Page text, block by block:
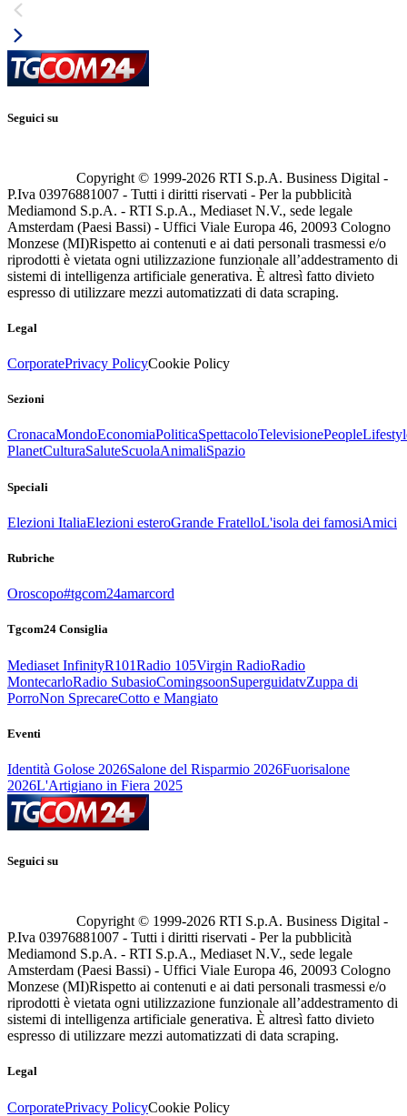
Seguici su
Copyright © 1999-2026 RTI S.p.A. Business Digital -
P.Iva 03976881007 - Tutti i diritti riservati - Per la pubblicità
Mediamond S.p.A. - RTI S.p.A., Mediaset N.V., sede legale
Amsterdam (Paesi Bassi) - Uffici Viale Europa 46, 20093 Cologno
Monzese (MI)Rispetto ai contenuti e ai dati personali trasmessi e/o
riprodotti è vietata ogni utilizzazione funzionale all’addestramento di
sistemi di intelligenza artificiale generativa. È altresì fatto divieto
espresso di utilizzare mezzi automatizzati di data scraping.
Legal
CorporatePrivacy PolicyCookie Policy
Sezioni
CronacaMondoEconomiaPoliticaSpettacoloTelevisionePeople
PlanetCulturaSaluteScuolaAnimaliSpazio
Speciali
Elezioni ItaliaElezioni esteroGrande FratelloL'isola dei famosiAmici
Rubriche
Oroscopo#tgcom24amarcord
Tgcom24 Consiglia
Mediaset InfinityR101Radio 105Virgin RadioRadio
MontecarloRadio SubasioComingsoonSuperguidatvZuppa di
PorroNon SprecareCotto e Mangiato
Eventi
Identità Golose 2026Salone del Risparmio 2026Fuorisalone
2026L'Artigiano in Fiera 2025
Seguici su
Copyright © 1999-2026 RTI S.p.A. Business Digital -
P.Iva 03976881007 - Tutti i diritti riservati - Per la pubblicità
Mediamond S.p.A. - RTI S.p.A., Mediaset N.V., sede legale
Amsterdam (Paesi Bassi) - Uffici Viale Europa 46, 20093 Cologno
Monzese (MI)Rispetto ai contenuti e ai dati personali trasmessi e/o
riprodotti è vietata ogni utilizzazione funzionale all’addestramento di
sistemi di intelligenza artificiale generativa. È altresì fatto divieto
espresso di utilizzare mezzi automatizzati di data scraping.
Legal
CorporatePrivacy PolicyCookie Policy